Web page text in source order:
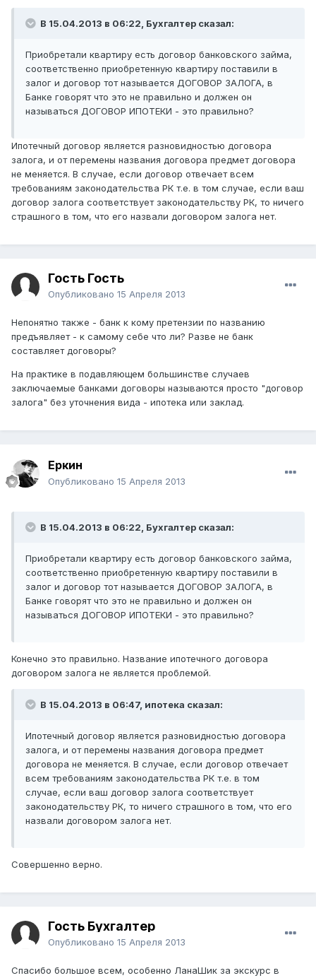
В 15.04.2013 в 06:22, Бухгалтер сказал:
Приобретали квартиру есть договор банковского займа,
соответственно приобретенную квартиру поставили в
залог и договор тот называется ДОГОВОР ЗАЛОГА, в
Банке говорят что это не правильно и должен он
называться ДОГОВОР ИПОТЕКИ - это правильно?
Ипотечный договор является разновидностью договора
залога, и от перемены названия договора предмет договора
не меняется. В случае, если договор отвечает всем
требованиям законодательства РК т.е. в том случае, если ваш
договор залога соответствует законодательству РК, то ничего
страшного в том, что его назвали договором залога нет.
Гость Гость
Опубликовано 15 Апреля 2013
Непонятно также - банк к кому претензии по названию
предъявляет - к самому себе что ли? Разве не банк
составляет договоры?
На практике в подавляющем большинстве случаев
заключаемые банками договоры называются просто "договор
залога" без уточнения вида - ипотека или заклад.
Еркин
Опубликовано 15 Апреля 2013
В 15.04.2013 в 06:22, Бухгалтер сказал:
Приобретали квартиру есть договор банковского займа,
соответственно приобретенную квартиру поставили в
залог и договор тот называется ДОГОВОР ЗАЛОГА, в
Банке говорят что это не правильно и должен он
называться ДОГОВОР ИПОТЕКИ - это правильно?
Конечно это правильно. Название ипотечного договора
договором залога не является проблемой.
В 15.04.2013 в 06:47, ипотека сказал:
Ипотечный договор является разновидностью договора
залога, и от перемены названия договора предмет
договора не меняется. В случае, если договор отвечает
всем требованиям законодательства РК т.е. в том
случае, если ваш договор залога соответствует
законодательству РК, то ничего страшного в том, что его
назвали договором залога нет.
Совершенно верно.
Гость Бухгалтер
Опубликовано 15 Апреля 2013
Спасибо большое всем, особенно ЛанаШик за экскурс в